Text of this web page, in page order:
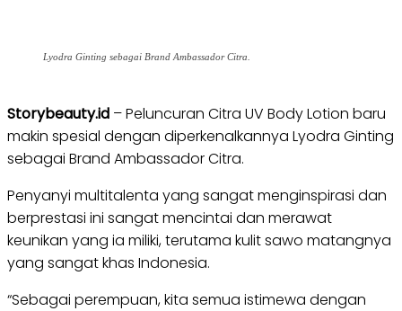
Lyodra Ginting sebagai Brand Ambassador Citra.
Storybeauty.id – Peluncuran Citra UV Body Lotion baru
makin spesial dengan diperkenalkannya Lyodra Ginting
sebagai Brand Ambassador Citra.
Penyanyi multitalenta yang sangat menginspirasi dan
berprestasi ini sangat mencintai dan merawat
keunikan yang ia miliki, terutama kulit sawo matangnya
yang sangat khas Indonesia.
“Sebagai perempuan, kita semua istimewa dengan